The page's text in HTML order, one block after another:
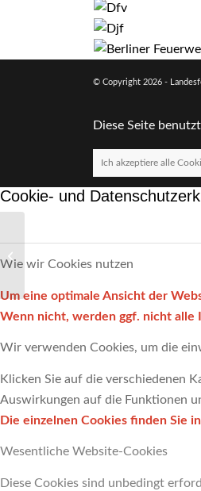
© Copyright 2026 -
Diese Seite
Ich akzeptiere alle
Cookie- und
Wie wir Cookies nutzen
Um eine optimale Ansicht der
Wenn nicht, werden ggf. nicht alle
Wir verwenden Cookies, um die
Klicken Sie auf die verschiedenen
Auswirkungen auf die Funktionen
Die einzelnen Cookies finden Sie
Wesentliche Website-Cookies
Diese Cookies sind unbedingt